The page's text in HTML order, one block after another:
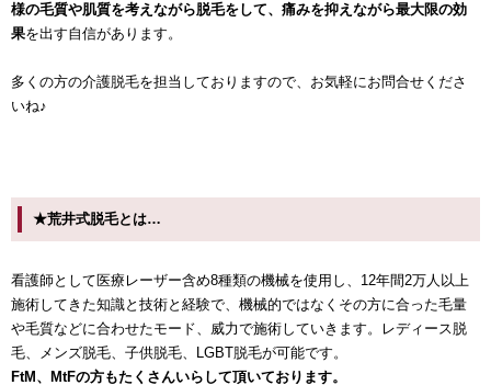
様の毛質や肌質を考えながら脱毛をして、痛みを抑えながら最大限の効
果を出す自信があります。
多くの方の介護脱毛を担当しておりますので、お気軽にお問合せくださ
いね♪
★荒井式脱毛とは…
看護師として医療レーザー含め8種類の機械を使用し、12年間2万人以上
施術してきた知識と技術と経験で、機械的ではなくその方に合った毛量
や毛質などに合わせたモード、威力で施術していきます。レディース脱
毛、メンズ脱毛、子供脱毛、LGBT脱毛が可能です。
FtM、MtFの方もたくさんいらして頂いております。